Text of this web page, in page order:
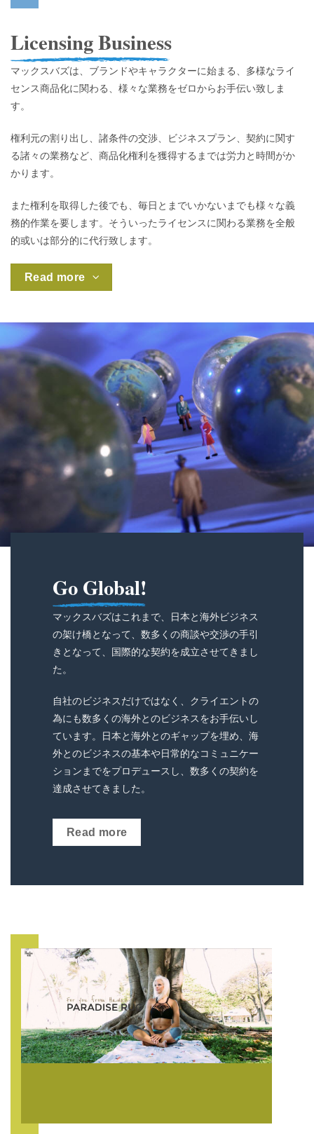
Licensing Business
マックスバズは、ブランドやキャラクターに始まる、多様なライ
センス商品化に関わる、様々な業務をゼロからお手伝い致しま
す。
権利元の割り出し、諸条件の交渉、ビジネスプラン、契約に関す
る諸々の業務など、商品化権利を獲得するまでは労力と時間がか
かります。
また権利を取得した後でも、毎日とまでいかないまでも様々な義
務的作業を要します。そういったライセンスに関わる業務を全般
的或いは部分的に代行致します。
Read more
Go Global!
マックスバズはこれまで、日本と海外ビジネス
の架け橋となって、数多くの商談や交渉の手引
きとなって、国際的な契約を成立させてきまし
た。
自社のビジネスだけではなく、クライエントの
為にも数多くの海外とのビジネスをお手伝いし
ています。
日本と海外とのギャップを埋め、海
外とのビジネスの基本や日常的なコミュニケー
ションまでをプロデュースし、数多くの契約を
達成させてきました。
Read more